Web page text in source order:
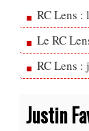
RC Lens :
Le RC
RC Lens
Justin